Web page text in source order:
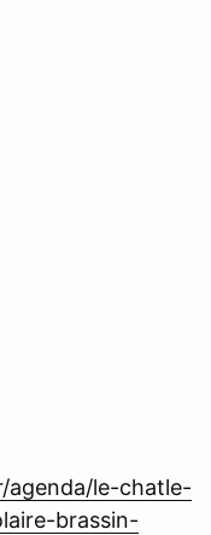
le-chatle-
brassin-